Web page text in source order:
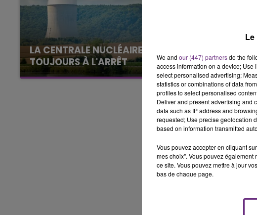
LE WEEK-END CHAMPAGNE FM
LA CENTRALE NUCLÉAIRE DE CHOOZ
TOUJOURS À L'ARRÊT
Cela fait déjà une semaine que la centrale
nucléaire ardennaise est à l'arrêt. Une situation
justifiée par la sécheresse intense qui est
We and our (447) partnersdo the
access information on a device;
select personalised advertising;
statistics or combinations of data
profiles to select personalised
Deliver and present advertising and
data such as IP address and
requested; Use precise geolocation
based on information transmitted
Vous pouvez accepter en cliquant
mes choix". Vous pouvez
ce site. Vous pouvez mettre à jour
bas de chaque page.